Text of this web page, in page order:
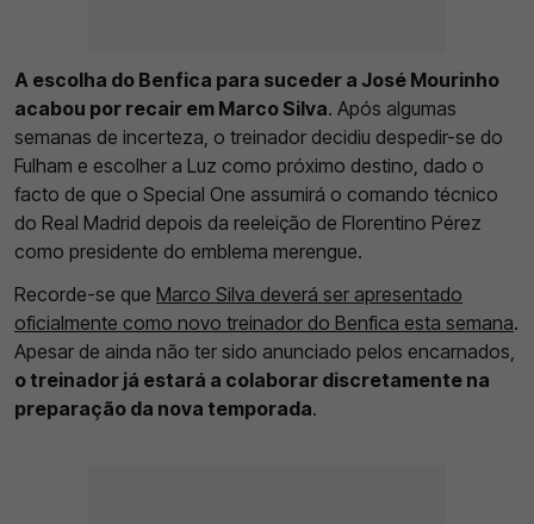
A escolha do Benfica para suceder a José Mourinho
acabou por recair em Marco Silva. Após algumas
semanas de incerteza, o treinador decidiu despedir-se do
Fulham e escolher a Luz como próximo destino, dado o
facto de que o Special One assumirá o comando técnico
do Real Madrid depois da reeleição de Florentino Pérez
como presidente do emblema merengue.
Recorde-se que Marco Silva deverá ser apresentado
oficialmente como novo treinador do Benfica esta semana.
Apesar de ainda não ter sido anunciado pelos encarnados,
o treinador já estará a colaborar discretamente na
preparação da nova temporada.